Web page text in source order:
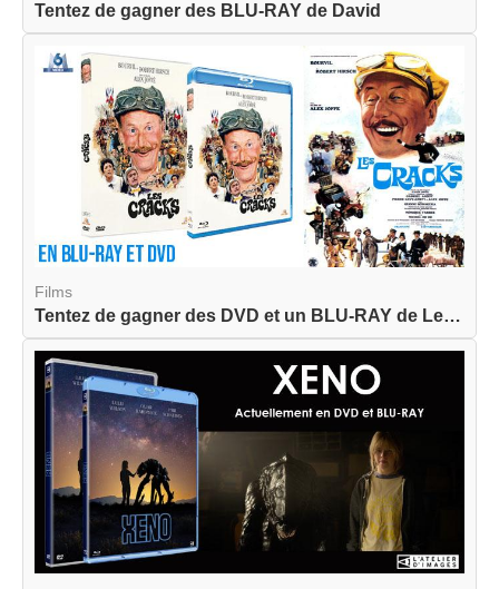
Tentez de gagner des BLU-RAY de David
Films
Tentez de gagner des DVD et un BLU-RAY de Les Cr...